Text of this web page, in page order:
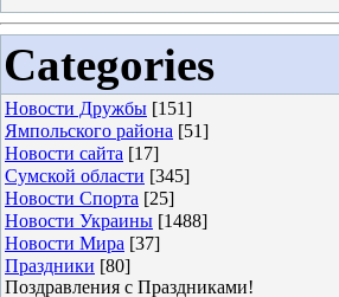
Categories
Новости Дружбы [151]
Ямпольского района [51]
Новости сайта [17]
Сумской области [345]
Новости Спорта [25]
Новости Украины [1488]
Новости Мира [37]
Праздники [80]
Поздравления с Праздниками!